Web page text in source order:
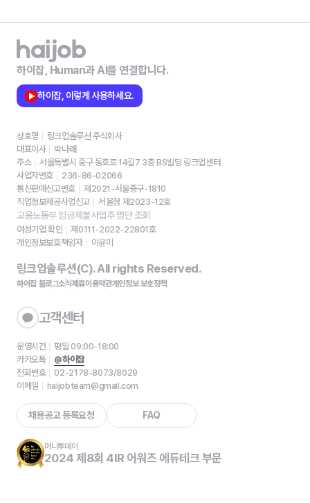
하이잡, Human과 AI를 연결합니다.
하이잡, 이렇게 사용하세요.
상호명
링크업솔루션 주식회사
대표이사
박나래
주소
서울특별시 중구 동호로 14길7 3층 BS빌딩 링크업센터
사업자번호
236-86-02066
통신판매신고번호
제2021-서울중구-1810
직업정보제공사업신고
서울청 제2023-12호
고용노동부 임금체불사업주 명단 조회
여성기업 확인
제0111-2022-22801호
개인정보보호책임자
이윤미
링크업솔루션(C). All rights Reserved.
하이잡 블로그소식제휴이용약관개인정보 보호정책
고객센터
운영시간
평일 09:00-18:00
카카오톡
@하이잡
전화번호
02-2178-8073/8029
이메일
haijobteam@gmail.com
채용공고 등록요청 FAQ
머니투데이
2024 제8회 4IR 어워즈 에듀테크 부문